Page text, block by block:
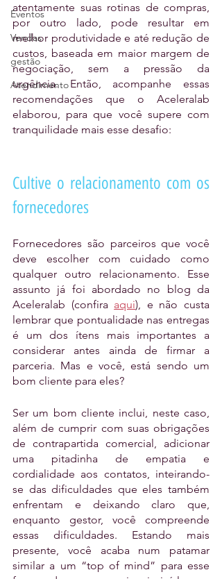
Eventos
Vendas
gestão
Atendimento
atentamente suas rotinas de compras,
por outro lado, pode resultar em
melhor produtividade e até redução de
custos, baseada em maior margem de
negociação, sem a pressão da
urgência. Então, acompanhe essas
recomendações que o Aceleralab
elaborou, para que você supere com
tranquilidade mais esse desafio:
Cultive o relacionamento com os
fornecedores
Fornecedores são parceiros que você
deve escolher com cuidado como
qualquer outro relacionamento. Esse
assunto já foi abordado no blog da
Aceleralab (confira aqui), e não custa
lembrar que pontualidade nas entregas
é um dos ítens mais importantes a
considerar antes ainda de firmar a
parceria. Mas e você, está sendo um
bom cliente para eles?
Ser um bom cliente inclui, neste caso,
além de cumprir com suas obrigações
de contrapartida comercial, adicionar
uma pitadinha de empatia e
cordialidade aos contatos, inteirando-
se das dificuldades que eles também
enfrentam e deixando claro que,
enquanto gestor, você compreende
essas dificuldades. Estando mais
presente, você acaba num patamar
similar a um “top of mind” para esse